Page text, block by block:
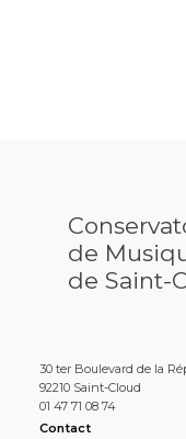
de
de Saint-
30 ter Boulevard de la
92210 Saint-Cloud
01 47 71 08 74
Contact